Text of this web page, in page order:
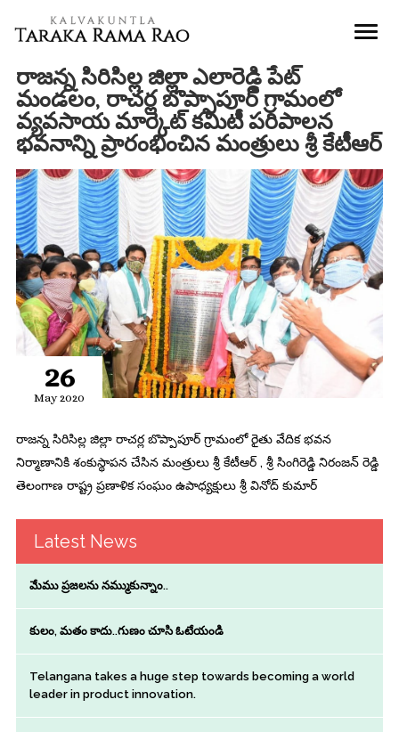
రాజన్న సిరిసిల్ల జిల్లా ఎలారెడ్డి పేట్
మండలం, రాచర్ల బొప్పాపూర్‌ గ్రామంలో
వ్యవసాయ మార్కెట్‌ కమిటీ పరిపాలన
భవనాన్ని ప్రారంభించిన మంత్రులు శ్రీ కేటీఆర్
26
May 2020
రాజన్న సిరిసిల్ల జిల్లా రాచర్ల బొప్పాపూర్ గ్రామంలో రైతు వేదిక భవన
నిర్మాణానికి శంకుస్థాపన చేసిన మంత్రులు శ్రీ కేటీఆర్ , శ్రీ సింగిరెడ్డి నిరంజన్ రెడ్డి
తెలంగాణ రాష్ట్ర ప్రణాళిక సంఘం ఉపాధ్యక్షులు శ్రీ వినోద్ కుమార్
Latest News
మేము ప్రజలను నమ్ముకున్నాం..
కులం, మతం కాదు..గుణం చూసి ఓటేయండి
Telangana takes a huge step towards becoming a world
leader in product innovation.